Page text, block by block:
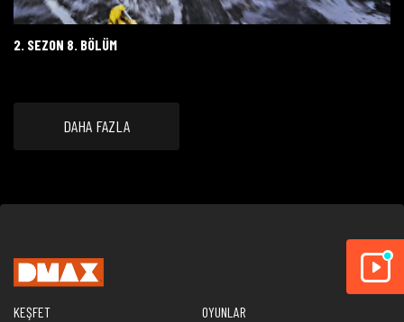
2. SEZON 8. BÖLÜM
DAHA FAZLA
KEŞFET
OYUNLAR